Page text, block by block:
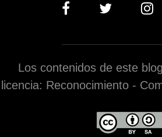
Los contenidos de este
licencia: Reconocimiento -